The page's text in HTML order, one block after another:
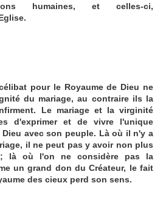
humaines, et celles-ci,
pour le Royaume de Dieu ne
du mariage, au contraire ils la
Le mariage et la virginité
d'exprimer et de vivre l'unique
avec son peuple. Là où il n'y a
il ne peut pas y avoir non plus
là où l'on ne considère pas la
un grand don du Créateur, le fait
des cieux perd son sens.